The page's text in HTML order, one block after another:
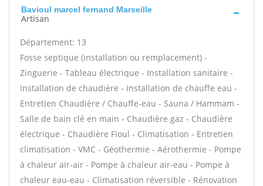
Bavioul marcel fernand Marseille
Artisan
Département: 13
Fosse septique (installation ou remplacement) -
Zinguerie - Tableau électrique - Installation sanitaire -
Installation de chaudière - Installation de chauffe eau -
Entretien Chaudière / Chauffe-eau - Sauna / Hammam -
Salle de bain clé en main - Chaudière gaz - Chaudière
électrique - Chaudière Fioul - Climatisation - Entretien
climatisation - VMC - Géothermie - Aérothermie - Pompe
à chaleur air-air - Pompe à chaleur air-eau - Pompe à
chaleur eau-eau - Climatisation réversible - Rénovation